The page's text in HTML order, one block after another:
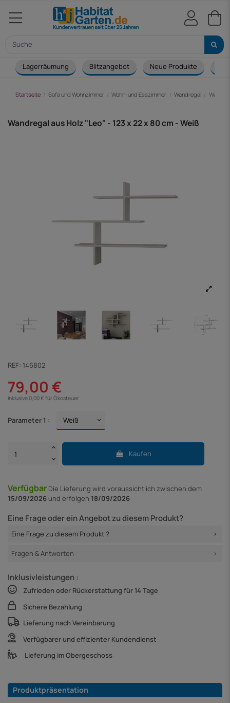
Lagerräumung Blitzangebot Neue Produkte
Startseite Sofa und Wohnzimmer Wohn-und Esszimmer Wandregal
Wandregal aus Holz "Leo" - 123 x 22 x 80 cm - Weiß
REF: 146802
79,00 €
Inklusive 0,00 € für Ökosteuer
Parameter 1 :
Kaufen
Verfügbar Die Lieferung wird voraussichtlich zwischen dem
15/09/2026 und erfolgen 18/09/2026
Eine Frage oder ein Angebot zu diesem Produkt?
Eine Frage zu diesem Produkt ?
Fragen & Antworten
Inklusivleistungen :
Zufrieden oder Rückerstattung für 14 Tage
Sichere Bezahlung
Lieferung nach Vereinbarung
Verfügbarer und effizienter Kundendienst
Lieferung im Obergeschoss
Produktpräsentation